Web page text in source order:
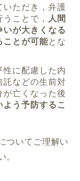
ただき，弁護
ことで， 人間
いが大きくなる
ことが可能とな
に配慮した内
託などの生前対
亡くなった後
う予防するこ
ついてご理解い
。